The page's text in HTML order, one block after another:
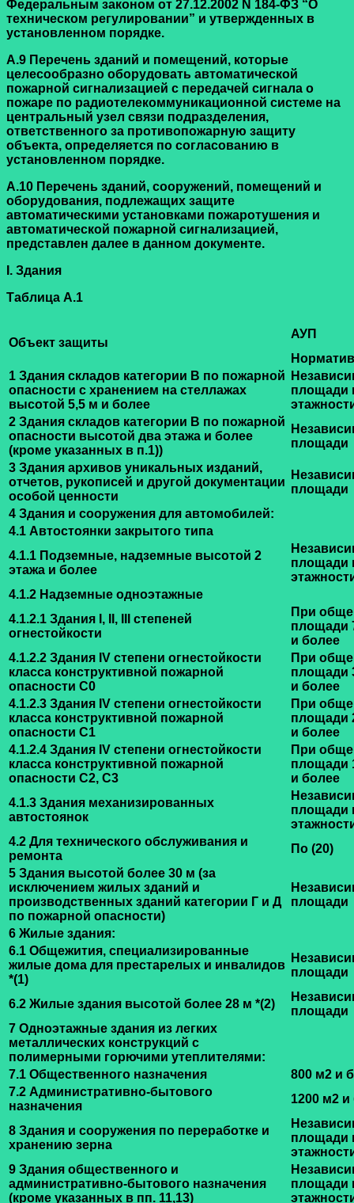
Федеральным законом от 27.12.2002 N 184-ФЗ “О
техническом регулировании” и утвержденных в
установленном порядке.
А.9 Перечень зданий и помещений, которые
целесообразно оборудовать автоматической
пожарной сигнализацией с передачей сигнала о
пожаре по радиотелекоммуникационной системе на
центральный узел связи подразделения,
ответственного за противопожарную защиту
объекта, определяется по согласованию в
установленном порядке.
А.10 Перечень зданий, сооружений, помещений и
оборудования, подлежащих защите
автоматическими установками пожаротушения и
автоматической пожарной сигнализацией,
представлен далее в данном документе.
I. Здания
Таблица А.1
Объект защиты
АУП
1 Здания складов категории В по пожарной
опасности с хранением на стеллажах
высотой 5,5 м и более
площади
2 Здания складов категории В по пожарной
опасности высотой два этажа и более
(кроме указанных в п.1))
площади
3 Здания архивов уникальных изданий,
отчетов, рукописей и другой документации
особой ценности
площади
4 Здания и сооружения для автомобилей:
4.1 Автостоянки закрытого типа
4.1.1 Подземные, надземные высотой 2
этажа и более
площади
4.1.2 Надземные одноэтажные
4.1.2.1 Здания I, II, III степеней
огнестойкости
При
площади
и более
4.1.2.2 Здания IV степени огнестойкости
класса конструктивной пожарной
опасности С0
При
площади
и более
4.1.2.3 Здания IV степени огнестойкости
класса конструктивной пожарной
опасности С1
При
площади
и более
4.1.2.4 Здания IV степени огнестойкости
класса конструктивной пожарной
опасности С2, С3
При
площади
и более
4.1.3 Здания механизированных
автостоянок
площади
4.2 Для технического обслуживания и
ремонта
По (20)
5 Здания высотой более 30 м (за
исключением жилых зданий и
производственных зданий категории Г и Д
по пожарной опасности)
площади
6 Жилые здания:
6.1 Общежития, специализированные
жилые дома для престарелых и инвалидов
*(1)
площади
6.2 Жилые здания высотой более 28 м *(2)
площади
7 Одноэтажные здания из легких
металлических конструкций с
полимерными горючими утеплителями:
7.1 Общественного назначения
800 м2 и
7.2 Административно-бытового
назначения
1200 м2 и
8 Здания и сооружения по переработке и
хранению зерна
площади
9 Здания общественного и
административно-бытового назначения
(кроме указанных в пп. 11,13)
площади